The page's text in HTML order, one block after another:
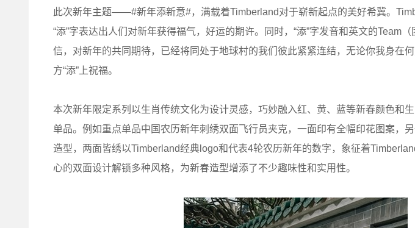
此次新年主题——#新年添新意#，满载着Timberland对于崭新起点的美好希冀。
“添”字表达出人们对新年获得福气，好运的期许。同时，“添”字发音和英文的Team
信，对新年的共同期待，已经将同处于地球村的我们彼此紧紧连结，无论你我身在
方“添”上祝福。
本次新年限定系列以生肖传统文化为设计灵感，巧妙融入红、黄、蓝等新春颜色和
单品。例如重点单品中国农历新年刺绣双面飞行员夹克，一面印有全幅印花图案，
造型，两面皆绣以Timberland经典logo和代表4轮农历新年的数字，象征着
心的双面设计解锁多种风格，为新春造型增添了不少趣味性和实用性。